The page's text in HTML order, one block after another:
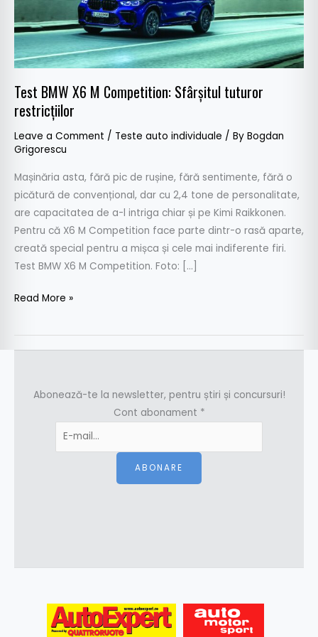
Test BMW X6 M Competition: Sfârșitul tuturor
restricțiilor
Leave a Comment / Teste auto individuale / By Bogdan
Grigorescu
Mașinăria asta, fără pic de rușine, fără sentimente, fără o
picătură de convențional, dar cu 2,4 tone de personalitate,
are capacitatea de a-l intriga chiar și pe Kimi Raikkonen.
Pentru că X6 M Competition face parte dintr-o rasă aparte,
creată special pentru a mișca și cele mai indiferente firi.
Test BMW X6 M Competition. Foto: […]
restricțiilor
Read More »
Abonează-te la newsletter, pentru știri și concursuri!
Cont abonament *
ABONARE